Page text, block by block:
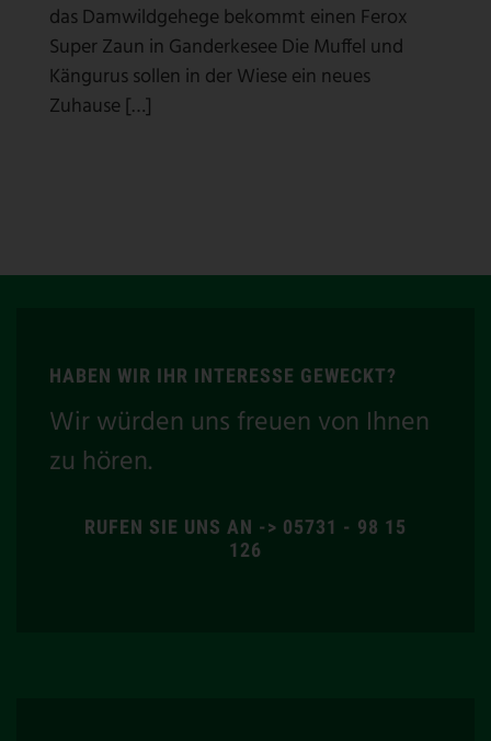
das Damwildgehege bekommt einen Ferox
Super Zaun in Ganderkesee Die Muffel und
Kängurus sollen in der Wiese ein neues
Zuhause […]
HABEN WIR IHR INTERESSE GEWECKT?
Wir würden uns freuen von Ihnen
zu hören.
RUFEN SIE UNS AN -> 05731 - 98 15
126